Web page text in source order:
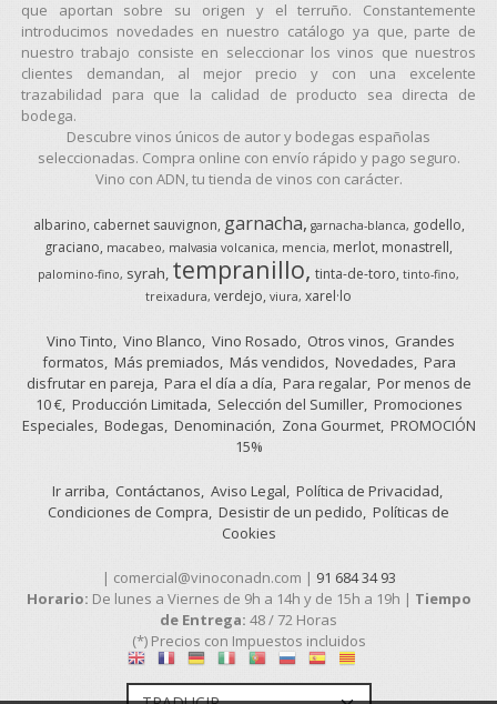
que aportan sobre su origen y el terruño. Constantemente
introducimos novedades en nuestro catálogo ya que, parte de
nuestro trabajo consiste en seleccionar los vinos que nuestros
clientes demandan, al mejor precio y con una excelente
trazabilidad para que la calidad de producto sea directa de
bodega.
Descubre vinos únicos de autor y bodegas españolas
seleccionadas. Compra online con envío rápido y pago seguro.
Vino con ADN, tu tienda de vinos con carácter.
albarino cabernet sauvignon garnacha garnacha-blanca
godello
graciano macabeo malvasia volcanica mencia merlot monastrell
palomino-fino syrah tempranillo tinta-de-toro tinto-fino
treixadura verdejo viura xarel·lo
Vino Tinto Vino Blanco Vino Rosado Otros vinos Grandes
formatos Más premiados Más vendidos Novedades Para
disfrutar en pareja Para el día a día Para regalar Por menos de
10 € Producción Limitada Selección del Sumiller Promociones
Especiales Bodegas Denominación Zona Gourmet PROMOCIÓN
15%
Ir arriba Contáctanos Aviso Legal Política de Privacidad
Condiciones de Compra Desistir de un pedido Políticas de
Cookies
| comercial@vinoconadn.com | 91 684 34 93
Horario: De lunes a Viernes de 9h a 14h y de 15h a 19h | Tiempo
de Entrega: 48 / 72 Horas
(*) Precios con Impuestos incluidos